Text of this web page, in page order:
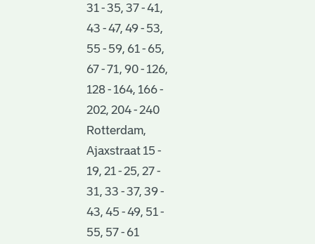
31 - 35, 37 - 41,
43 - 47, 49 - 53,
55 - 59, 61 - 65,
67 - 71, 90 - 126,
128 - 164, 166 -
202, 204 - 240
Rotterdam,
Ajaxstraat 15 -
19, 21 - 25, 27 -
31, 33 - 37, 39 -
43, 45 - 49, 51 -
55, 57 - 61